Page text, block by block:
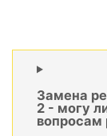
Замена
2 - могу
вопросам